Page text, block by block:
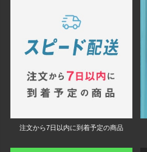
注文から7日以内に到着予定の商品